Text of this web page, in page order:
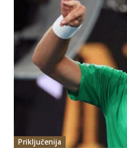
Priključenija